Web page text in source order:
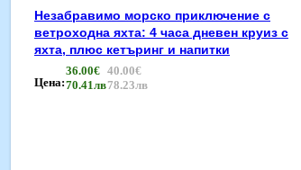
Незабравимо морско приключение с
ветроходна яхта: 4 часа дневен круиз с
яхта, плюс кетъринг и напитки
Цена:
36.00€
70.41лв
40.00€
78.23лв